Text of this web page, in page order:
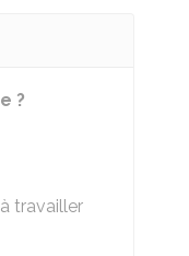
?
travailler